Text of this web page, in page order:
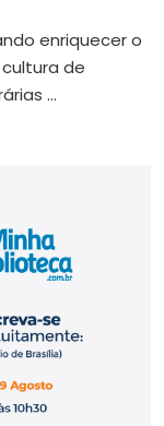
enriquecer o
de
...